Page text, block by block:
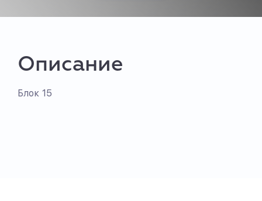
Описание
Блок 15